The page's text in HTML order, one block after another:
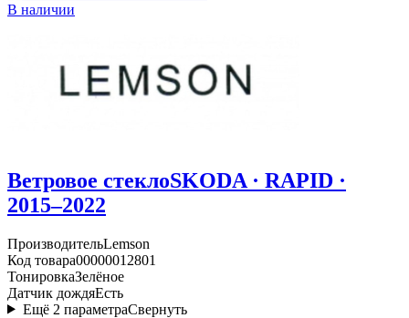
В наличии
Ветровое стеклоSKODA · RAPID ·
2015–2022
ПроизводительLemson
Код товара00000012801
ТонировкаЗелёное
Датчик дождяЕсть
Ещё 2 параметраСвернуть